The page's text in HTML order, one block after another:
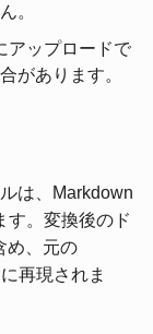
。
アップロードで
があります。
は、Markdown
す。変換後のド
め、元の
再現されま